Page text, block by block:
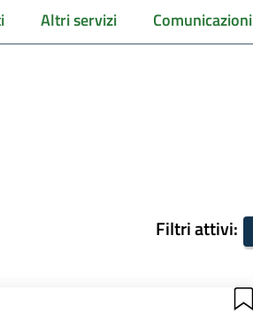
Altri servizi Comunicazioni
Filtri attivi: